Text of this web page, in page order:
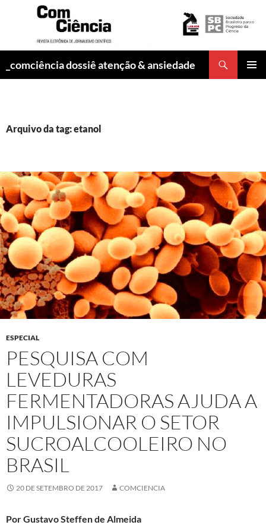
_comciência dossiê atenção & ansiedade
Arquivo da tag: etanol
ESPECIAL
PESQUISA COM
LEVEDURAS
FERMENTADORAS AJUDA A
IMPULSIONAR O SETOR
SUCROALCOOLEIRO NO
BRASIL
20 DE SETEMBRO DE 2017 COMCIENCIA
Por Gustavo Steffen de Almeida